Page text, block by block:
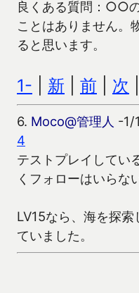
良くある質問：○○
ことはありません。
ると思います。
1- 新 前 次
6. Moco@管理人 -1/
4
テストプレイしてい
くフォローはいらな
LV15なら、海を探
ていました。